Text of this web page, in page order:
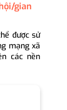
gian
được sử
mạng xã
các nền